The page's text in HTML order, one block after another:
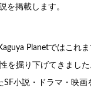
を掲載します。
Planetではこれ
を掘り下げてきまし
小説・ドラマ・映画